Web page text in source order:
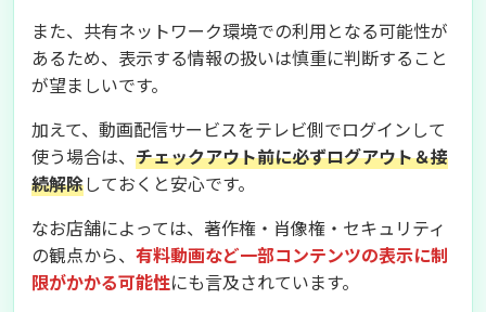
また、共有ネットワーク環境での利用となる可能性が
あるため、表示する情報の扱いは慎重に判断すること
が望ましいです。
加えて、動画配信サービスをテレビ側でログインして
使う場合は、 チェックアウト前に必ずログアウト＆接
続解除しておくと安心です。
なお店舗によっては、著作権・肖像権・セキュリティ
の観点から、 有料動画など一部コンテンツの表示に制
限がかかる可能性にも言及されています。